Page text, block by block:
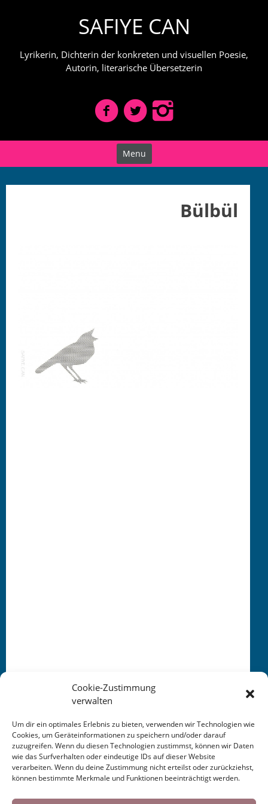
Cookies helfen uns bei der Bereitstellung
Cookie-Zustimmung
verwalten
Um dir ein optimales Erlebnis zu bieten, verwenden wir Technologien wie
Cookies, um Geräteinformationen zu speichern und/oder darauf
zuzugreifen. Wenn du diesen Technologien zustimmst, können wir Daten
wie das Surfverhalten oder eindeutige IDs auf dieser Website
verarbeiten. Wenn du deine Zustimmung nicht erteilst oder zurückziehst,
können bestimmte Merkmale und Funktionen beeinträchtigt werden.
SAFIYE CAN
Lyrikerin, Dichterin der konkreten und visuellen Poesie,
Autorin, literarische Übersetzerin
Menu
Bülbül
Gül: türk. Rose
Bül­bül: türk. Nachtigall